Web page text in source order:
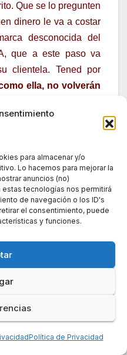
para almacenar y/o
Lo hacemos para mejorar la
anuncios (no)
tecnologías nos permitirá
de navegación o los ID's
el consentimiento, puede
y funciones.
Política de Privacidad
Que se lo pregunten
dinero le va a costar
desconocida del
que a este paso va
clientela. Tened por
ella, no volverán
(Grupo CANDY)
incumple la ley sobre
`piezas de recambio
DE ACTUALIDAD
LIMPIEZA DEL HOGAR